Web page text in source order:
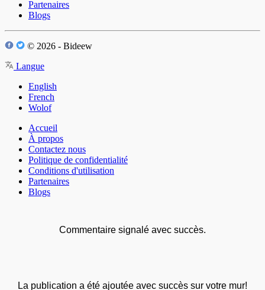
Partenaires
Blogs
© 2026 - Bideew
Langue
English
French
Wolof
Accueil
À propos
Contactez nous
Politique de confidentialité
Conditions d'utilisation
Partenaires
Blogs
Commentaire signalé avec succès.
La publication a été ajoutée avec succès sur votre mur!